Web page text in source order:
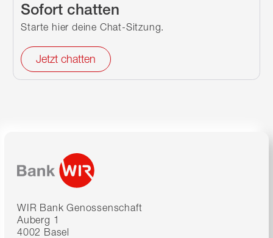
Sofort chatten
Starte hier deine Chat-Sitzung.
Jetzt chatten
WIR Bank Genossenschaft
Auberg 1
4002 Basel